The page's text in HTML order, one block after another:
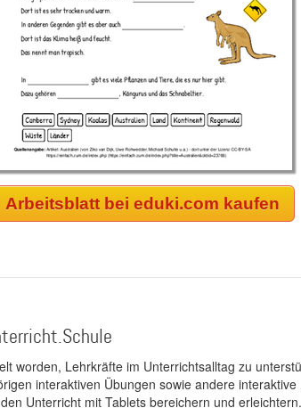
Arbeitsblatt bei eduki.com kaufen
worden, Lehrkräfte im Unterrichtsalltag zu
interaktiven Übungen sowie andere
Unterricht mit Tablets bereichern und